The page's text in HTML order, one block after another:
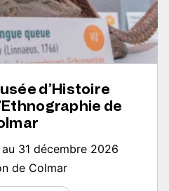
d’Histoire
de
31 décembre 2026
de Colmar